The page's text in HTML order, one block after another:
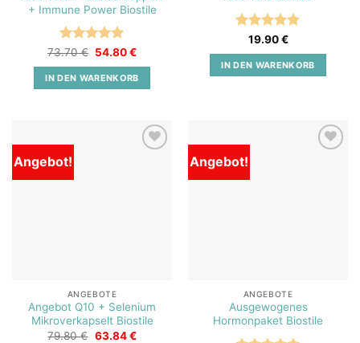
+ Immune Power Biostile
Bewertet
mit5von
5
73.70€ Ursprünglicher
war:
73.70 €
54.80€Aktueller
ist:
54.80 €.
IN DEN WARENKORB
Bewertet
mit5von
5
19.90€
IN DEN WARENKORB
Angebot!
ANGEBOTE
Angebot Q10 + Selenium
Mikroverkapselt Biostile
79.80€ Ursprünglicher
63.84€Aktueller
Angebot!
ANGEBOTE
Ausgewogenes
Hormonpaket Biostile